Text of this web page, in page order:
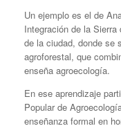
Un ejemplo es el de
Integración de la
de la ciudad, donde se
agroforestal, que
enseña agroecología.
En ese aprendizaje
Popular de
enseñanza formal en